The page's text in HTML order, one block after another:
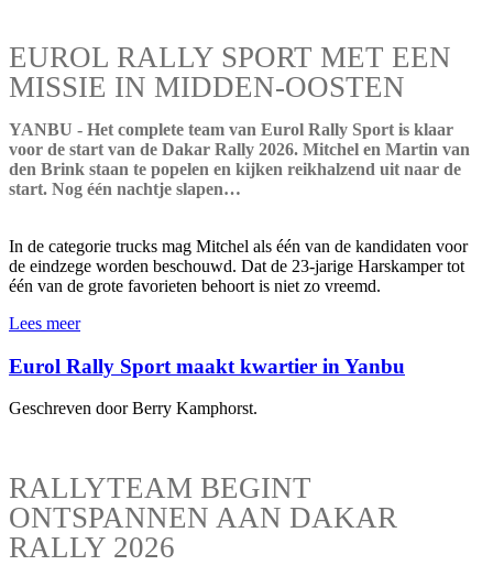
EUROL RALLY SPORT MET EEN
MISSIE IN MIDDEN-OOSTEN
YANBU - Het complete team van Eurol Rally Sport is klaar
voor de start van de Dakar Rally 2026. Mitchel en Martin van
den Brink staan te popelen en kijken reikhalzend uit naar de
start. Nog één nachtje slapen…
In de categorie trucks mag Mitchel als één van de kandidaten voor
de eindzege worden beschouwd. Dat de 23-jarige Harskamper tot
één van de grote favorieten behoort is niet zo vreemd.
Lees meer
Eurol Rally Sport maakt kwartier in Yanbu
Geschreven door Berry Kamphorst.
RALLYTEAM BEGINT
ONTSPANNEN AAN DAKAR
RALLY 2026